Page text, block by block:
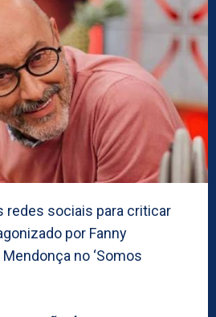
redes sociais para criticar
por Fanny
no ‘Somos